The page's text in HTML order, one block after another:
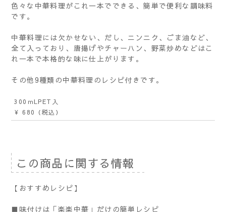
色々な中華料理がこれ一本でできる、簡単で便利な調味料
です。
中華料理には欠かせない、だし、ニンニク、ごま油など、
全て入っており、唐揚げやチャーハン、野菜炒めなどはこ
れ一本で本格的な味に仕上がります。
その他9種類の中華料理のレシピ付きです。
300ｍLPET入
¥ 680
（税込）
この商品に関する情報
【おすすめレシピ】
■味付けは「楽楽中華」だけの簡単レシピ